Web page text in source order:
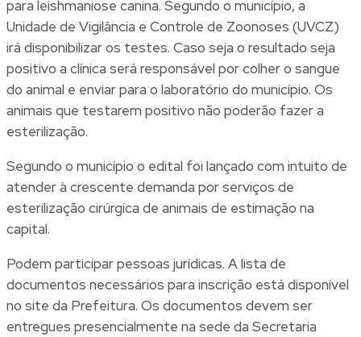
para leishmaniose canina. Segundo o município, a
Unidade de Vigilância e Controle de Zoonoses (UVCZ)
irá disponibilizar os testes. Caso seja o resultado seja
positivo a clínica será responsável por colher o sangue
do animal e enviar para o laboratório do município. Os
animais que testarem positivo não poderão fazer a
esterilização.
Segundo o município o edital foi lançado com intuito de
atender à crescente demanda por serviços de
esterilização cirúrgica de animais de estimação na
capital.
Podem participar pessoas jurídicas. A lista de
documentos necessários para inscrição está disponível
no site da Prefeitura. Os documentos devem ser
entregues presencialmente na sede da Secretaria